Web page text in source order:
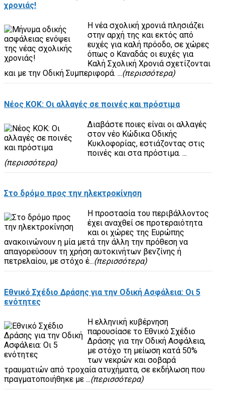
χρονιάς!
Η νέα σχολική χρονιά πλησιάζει
στην αρχή της και εκτός από
ευχές για καλή πρόοδο, σε χώρες
όπως ο Καναδάς οι ευχές για
Καλή Σχολική Χρονιά σχετίζονται
και με την Οδική Συμπεριφορά. ...(περισσότερα)
Νέος ΚΟΚ: Οι αλλαγές σε ποινές και πρόστιμα
Διαβάστε ποιες είναι οι αλλαγές
στον νέο Κώδικα Οδικής
Κυκλοφορίας, εστιάζοντας στις
ποινές και στα πρόστιμα. ...
(περισσότερα)
Στο δρόμο προς την ηλεκτροκίνηση
Η προστασία του περιβάλλοντος
έχει αναχθεί σε προτεραιότητα
και οι χώρες της Ευρώπης
ανακοινώνουν η μία μετά την άλλη την πρόθεση να
απαγορεύσουν τη χρήση αυτοκινήτων βενζίνης ή
πετρελαίου, με στόχο έ...(περισσότερα)
Εθνικό Σχέδιο Δράσης για την Οδική Ασφάλεια: Οι 5
ενότητες
Η ελληνική κυβέρνηση
παρουσίασε το Εθνικό Σχέδιο
Δράσης για την Οδική Ασφάλεια,
με στόχο τη μείωση κατά 50%
των νεκρών και σοβαρά
τραυματιών από τροχαία ατυχήματα, σε εκδήλωση που
πραγματοποιήθηκε με ...(περισσότερα)